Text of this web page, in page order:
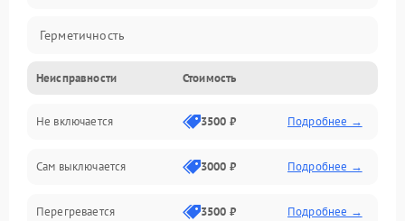
Герметичность
Механика
Неисправности Стоимость
Не включается 3500 ₽ Подробнее →
Сам выключается 3000 ₽ Подробнее →
Перегревается 3500 ₽ Подробнее →